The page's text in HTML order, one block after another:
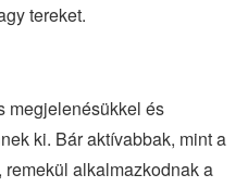
tereket.
megjelenésükkel és
ki. Bár aktívabbak, mint a
alkalmazkodnak a